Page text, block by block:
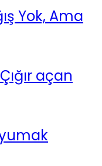
Yok, Ama
açan